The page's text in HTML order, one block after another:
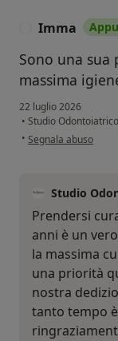
Imma
Sono una sua
massima
22 luglio 2026
• Studio
• secondo l'opinione
Segnala abuso
Studio
Prendersi
anni è un
la massima
una priorità
nostra
tanto tempo